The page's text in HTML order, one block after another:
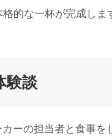
的な一杯が完成し
験談
ーの担当者と食事